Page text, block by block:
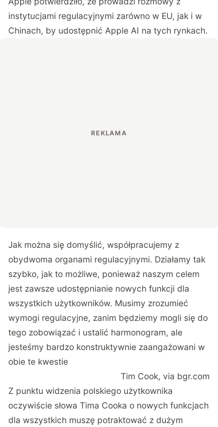
instytucjami regulacyjnymi zarówno w EU, jak i w
Chinach, by udostępnić Apple AI na tych rynkach.
Jak można się domyślić, współpracujemy z
obydwoma organami regulacyjnymi. Działamy tak
szybko, jak to możliwe, ponieważ naszym celem
jest zawsze udostępnianie nowych funkcji dla
wszystkich użytkowników. Musimy zrozumieć
wymogi regulacyjne, zanim będziemy mogli się do
tego zobowiązać i ustalić harmonogram, ale
jesteśmy bardzo konstruktywnie zaangażowani w
obie te kwestie
Tim Cook, via bgr.com
Z punktu widzenia polskiego użytkownika
oczywiście słowa Tima Cooka o nowych funkcjach
dla wszystkich muszę potraktować z dużym